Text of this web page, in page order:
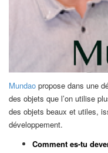
Mundao propose dans une
des objets que l’on utilise
des objets beaux et utiles,
développement.
Comment es-tu